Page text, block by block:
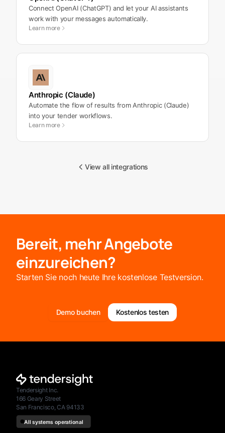
Connect OpenAI (ChatGPT) and let your AI assistants
work with your messages automatically.
Learn more
Anthropic (Claude)
Automate the flow of results from Anthropic (Claude)
into your tender workflows.
Learn more
View all integrations
Bereit, mehr Angebote
einzureichen?
Starten Sie noch heute Ihre kostenlose Testversion.
Demo buchen Kostenlos testen
Tendersight Inc.
166 Geary Street
San Francisco, CA 94133